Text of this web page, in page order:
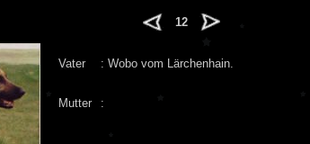
12
Vater : Wobo vom Lärchenhain.
Mutter :